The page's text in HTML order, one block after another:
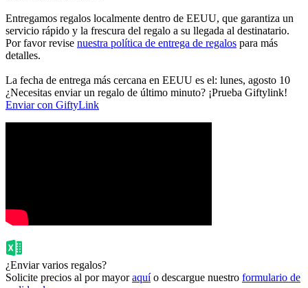
Entregamos regalos localmente dentro de EEUU, que garantiza un
servicio rápido y la frescura del regalo a su llegada al destinatario.
Por favor revise nuestra política de entrega de regalos para más
detalles.
La fecha de entrega más cercana en EEUU es el: lunes, agosto 10
¿Necesitas enviar un regalo de último minuto? ¡Prueba Giftylink!
Enviar con GiftyLink
¿Enviar varios regalos?
Solicite precios al por mayoraquío descargue nuestro formulario de